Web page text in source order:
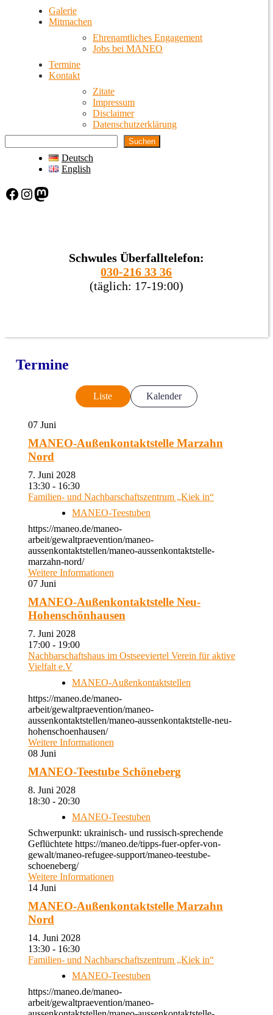
Galerie
Mitmachen
Ehrenamtliches Engagement
Jobs bei MANEO
Termine
Kontakt
Zitate
Impressum
Disclaimer
Datenschutzerklärung
Suchen
Deutsch
English
Facebook Instagram Mastodon
Schwules Überfalltelefon:
030-216 33 36
(täglich: 17-19:00)
Termine
Liste Kalender
07 Juni
MANEO-Außenkontaktstelle Marzahn
Nord
7. Juni 2028
13:30 - 16:30
Familien- und Nachbarschaftszentrum „Kiek in“
MANEO-Teestuben
https://maneo.de/maneo-
arbeit/gewaltpraevention/maneo-
aussenkontaktstellen/maneo-aussenkontaktstelle-
marzahn-nord/
Weitere Informationen
07 Juni
MANEO-Außenkontaktstelle Neu-
Hohenschönhausen
7. Juni 2028
17:00 - 19:00
Nachbarschaftshaus im Ostseeviertel Verein für aktive
Vielfalt e.V
MANEO-Außenkontaktstellen
https://maneo.de/maneo-
arbeit/gewaltpraevention/maneo-
aussenkontaktstellen/maneo-aussenkontaktstelle-neu-
hohenschoenhausen/
Weitere Informationen
08 Juni
MANEO-Teestube Schöneberg
8. Juni 2028
18:30 - 20:30
MANEO-Teestuben
Schwerpunkt: ukrainisch- und russisch-sprechende
Geflüchtete https://maneo.de/tipps-fuer-opfer-von-
gewalt/maneo-refugee-support/maneo-teestube-
schoeneberg/
Weitere Informationen
14 Juni
MANEO-Außenkontaktstelle Marzahn
Nord
14. Juni 2028
13:30 - 16:30
Familien- und Nachbarschaftszentrum „Kiek in“
MANEO-Teestuben
https://maneo.de/maneo-
arbeit/gewaltpraevention/maneo-